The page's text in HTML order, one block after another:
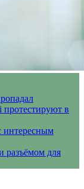
в
интересным
разъёмом для